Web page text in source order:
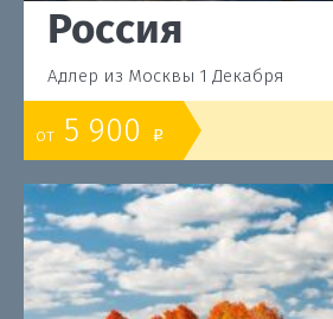
Россия
Адлер из Москвы 1 Декабря
от 5 900 o